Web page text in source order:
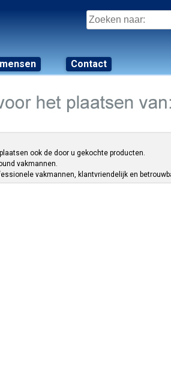
Zoeken
naar:
Contact
ook de door u gekochte producten.
vakmannen.
vakmannen, klantvriendelijk en